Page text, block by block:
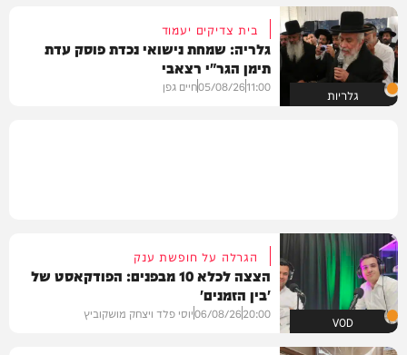
גלריות
בית צדיקים יעמוד
גלריה: שמחת נישואי נכדת פוסק עדת
תימן הגר"י רצאבי
11:00
05/08/26חיים גפן
VOD
הגרלה על חופשת ענק
הצצה לכלא 10 מבפנים: הפודקאסט של
'בין הזמנים'
20:00
06/08/26יוסי פלד ויצחק מושקוביץ